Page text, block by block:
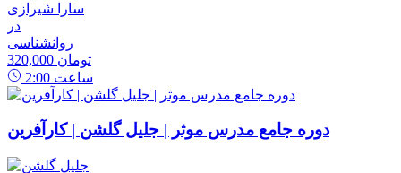
سارا شیرازی
در
روانشناسی
320,000 تومان
2:00 ساعت
دوره جامع مدرس موثر | جلیل گلشن | کارآفرین